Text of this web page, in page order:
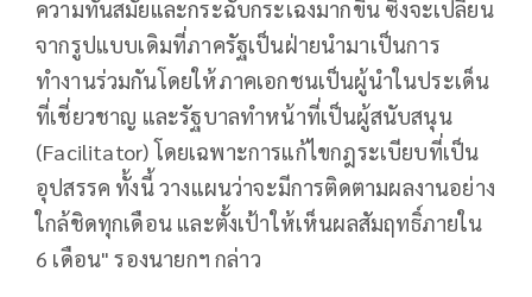
ความทันสมัยและกระฉับกระเฉงมากขึ้น ซึ่งจะเปลี่ยน
จากรูปแบบเดิมที่ภาครัฐเป็นฝ่ายนำมาเป็นการ
ทำงานร่วมกันโดยให้ภาคเอกชนเป็นผู้นำในประเด็น
ที่เชี่ยวชาญ และรัฐบาลทำหน้าที่เป็นผู้สนับสนุน
(Facilitator) โดยเฉพาะการแก้ไขกฎระเบียบที่เป็น
อุปสรรค ทั้งนี้ วางแผนว่าจะมีการติดตามผลงานอย่าง
ใกล้ชิดทุกเดือน และตั้งเป้าให้เห็นผลสัมฤทธิ์ภายใน
6 เดือน" รองนายกฯ กล่าว